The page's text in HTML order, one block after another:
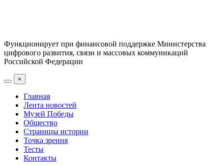
Функционирует при финансовой поддержке Министерства
цифрового развития, связи и массовых коммуникаций
Российской Федерации
×
Главная
Лента новостей
Музей Победы
Общество
Страницы истории
Точка зрения
Тесты
Контакты